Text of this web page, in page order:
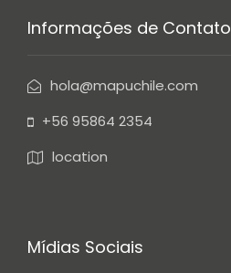
Informações de Contato
hola@mapuchile.com
+56 95864 2354
location
Mídias Sociais